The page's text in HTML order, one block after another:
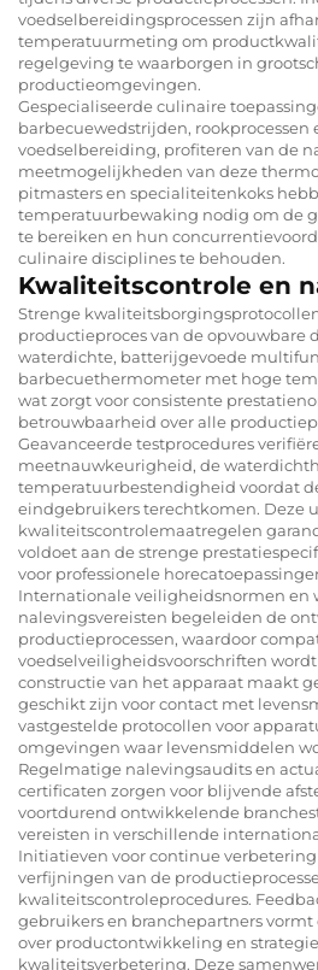
voedselbereidingsprocessen zijn
temperatuurmeting om
regelgeving te waarborgen in
productieomgevingen.
Gespecialiseerde culinaire
barbecuewedstrijden,
voedselbereiding, profiteren van de
meetmogelijkheden van deze
pitmasters en specialiteitenkoks
temperatuurbewaking nodig om de
te bereiken en hun
culinaire disciplines te behouden.
Kwaliteitscontrole en
Strenge
productieproces van de opvouwbare
waterdichte, batterijgevoede
barbecuethermometer met hoge
wat zorgt voor consistente
betrouwbaarheid over alle
Geavanceerde testprocedures
meetnauwkeurigheid, de
temperatuurbestendigheid voordat
eindgebruikers terechtkomen. Deze
kwaliteitscontrolemaatregelen
voldoet aan de strenge
voor professionele
Internationale veiligheidsnormen en
nalevingsvereisten begeleiden de
productieprocessen, waardoor
voedselveiligheidsvoorschriften
constructie van het apparaat maakt
geschikt zijn voor contact met
vastgestelde protocollen voor
omgevingen waar levensmiddelen
Regelmatige nalevingsaudits en
certificaten zorgen voor blijvende
voortdurend ontwikkelende
vereisten in verschillende
Initiatieven voor continue
verfijningen van de
kwaliteitscontroleprocedures.
gebruikers en branchepartners vormt
over productontwikkeling en
kwaliteitsverbetering. Deze